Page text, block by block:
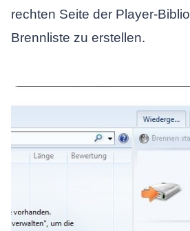
rechten Seite der Player-
Brennliste zu erstellen.